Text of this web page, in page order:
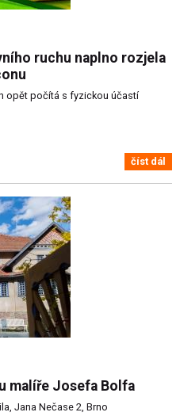
ruchu naplno rozjela
opět počítá s fyzickou účastí
číst dál
malíře Josefa Bolfa
Jana Nečase 2, Brno